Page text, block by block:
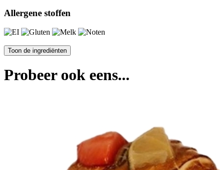
Allergene stoffen
Probeer ook eens...